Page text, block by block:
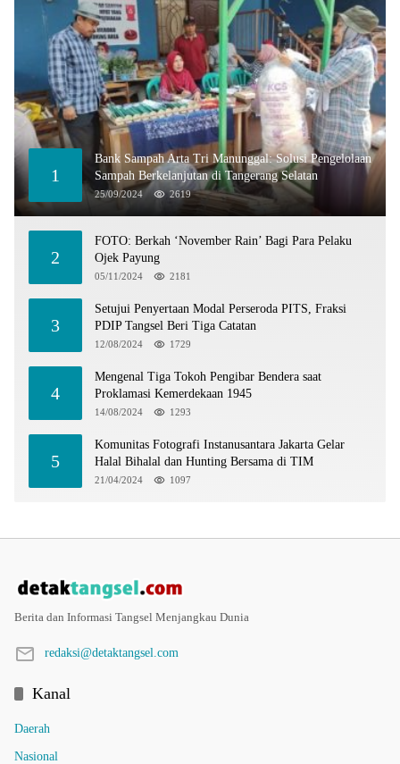
1
Bank Sampah Arta Tri Manunggal: Solusi Pengelolaan
Sampah Berkelanjutan di Tangerang Selatan
25/09/2024 2619
2
FOTO: Berkah ‘November Rain’ Bagi Para Pelaku
Ojek Payung
05/11/2024 2181
3
Setujui Penyertaan Modal Perseroda PITS, Fraksi
PDIP Tangsel Beri Tiga Catatan
12/08/2024 1729
4
Mengenal Tiga Tokoh Pengibar Bendera saat
Proklamasi Kemerdekaan 1945
14/08/2024 1293
5
Komunitas Fotografi Instanusantara Jakarta Gelar
Halal Bihalal dan Hunting Bersama di TIM
21/04/2024 1097
Berita dan Informasi Tangsel Menjangkau Dunia
redaksi@detaktangsel.com
Kanal
Daerah
Nasional